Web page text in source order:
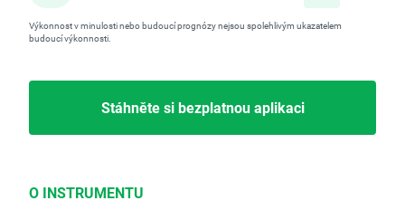
Výkonnost v minulosti nebo budoucí prognózy nejsou spolehlivým ukazatelem
budoucí výkonnosti.
Stáhněte si bezplatnou aplikaci
O INSTRUMENTU